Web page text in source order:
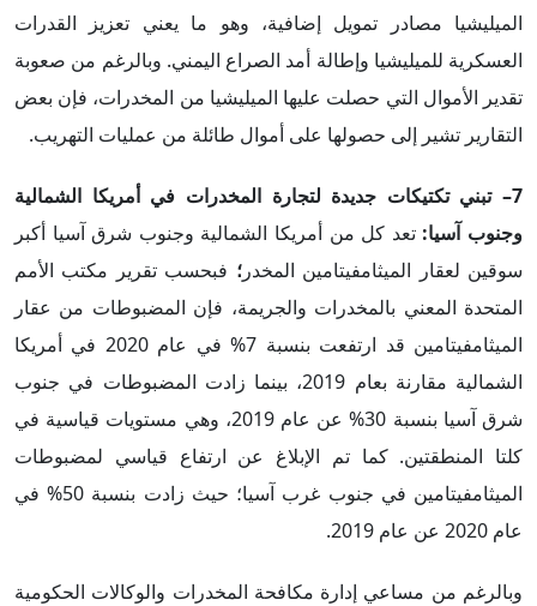
الميليشيا مصادر تمويل إضافية، وهو ما يعني تعزيز القدرات
العسكرية للميليشيا وإطالة أمد الصراع اليمني. وبالرغم من صعوبة
تقدير الأموال التي حصلت عليها الميليشيا من المخدرات، فإن بعض
التقارير تشير إلى حصولها على أموال طائلة من عمليات التهريب.
7– تبني تكتيكات جديدة لتجارة المخدرات في أمريكا الشمالية
وجنوب آسيا:تعد كل من أمريكا الشمالية وجنوب شرق آسيا أكبر
سوقين لعقار الميثامفيتامين المخدر؛ فبحسب تقرير مكتب الأمم
المتحدة المعني بالمخدرات والجريمة، فإن المضبوطات من عقار
الميثامفيتامين قد ارتفعت بنسبة 7% في عام 2020 في أمريكا
الشمالية مقارنة بعام 2019، بينما زادت المضبوطات في جنوب
شرق آسيا بنسبة 30% عن عام 2019، وهي مستويات قياسية في
كلتا المنطقتين. كما تم الإبلاغ عن ارتفاع قياسي لمضبوطات
الميثامفيتامين في جنوب غرب آسيا؛ حيث زادت بنسبة 50% في
عام 2020 عن عام 2019.
وبالرغم من مساعي إدارة مكافحة المخدرات والوكالات الحكومية